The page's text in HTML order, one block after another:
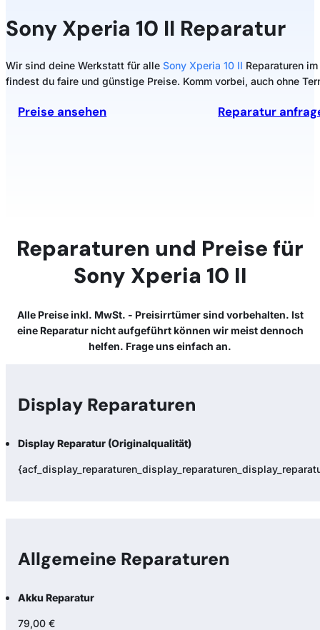
Sony Xperia 10 II Reparatur
Wir sind deine Werkstatt für alle Sony Xperia 10 II Reparaturen
findest du faire und günstige Preise. Komm vorbei, auch ohne
Preise ansehen Reparatur
Reparaturen und Preise für
Sony Xperia 10 II
Alle Preise inkl. MwSt. - Preisirrtümer sind vorbehalten. Ist
eine Reparatur nicht aufgeführt können wir meist dennoch
helfen. Frage uns einfach an.
Display Reparaturen
Display Reparatur (Originalqualität)
Allgemeine Reparaturen
Akku Reparatur
79,00 €